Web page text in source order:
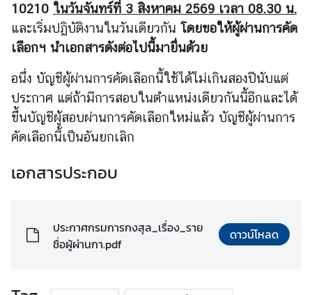
ส
อ
|
ส
ก
.
ม
-
10210 ในวันจันทร์ที่ 3 สิงหาคม 2569 เวลา 08.30 น.
และเริ่มปฏิบัติงานในวันเดียวกัน โดยขอให้ผู้ผ่านการคัด
เลือกฯ นำเอกสารดังต่อไปนี้มายื่นด้วย
​อนึ่ง บัญชีผู้ผ่านการคัดเลือกนี้ใช้ได้ไม่เกินสองปีนับแต่
ประกาศ แต่ถ้ามีการสอบในตำแหน่งเดียวกันนี้อีกและได้
ขึ้นบัญชีผู้สอบผ่านการคัดเลือกใหม่แล้ว บัญชีผู้ผ่านการ
คัดเลือกนี้เป็นอันยกเลิก
เอกสารประกอบ
ประกาศกรมการกงสุล_เรื่อง_ราย
ชื่อผู้ผ่านกา.pdf
ดาวน์โหลด